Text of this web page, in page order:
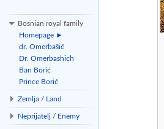
Bosnian royal family
Homepage ►
dr. Omerbašić
Dr. Omerbashich
Ban Borić
Prince Borić
Zemlja / Land
Neprijatelj / Enemy